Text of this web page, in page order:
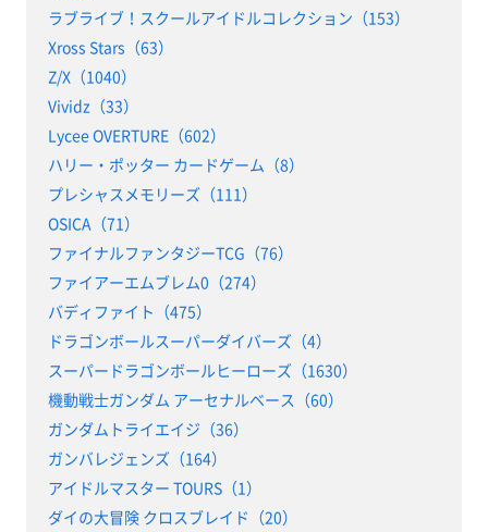
ラブライブ！スクールアイドルコレクション（153）
Xross Stars（63）
Z/X（1040）
Vividz（33）
Lycee OVERTURE（602）
ハリー・ポッター カードゲーム（8）
プレシャスメモリーズ（111）
OSICA（71）
ファイナルファンタジーTCG（76）
ファイアーエムブレム0（274）
バディファイト（475）
ドラゴンボールスーパーダイバーズ（4）
スーパードラゴンボールヒーローズ（1630）
機動戦士ガンダム アーセナルベース（60）
ガンダムトライエイジ（36）
ガンバレジェンズ（164）
アイドルマスター TOURS（1）
ダイの大冒険 クロスブレイド（20）